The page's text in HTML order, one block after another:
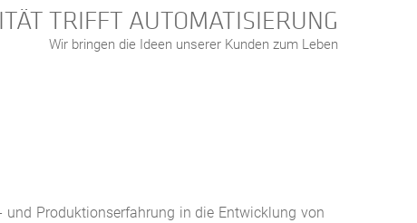
TRIFFT AUTOMATISIERUNG
Wir bringen die Ideen unserer Kunden zum Leben
Produktionserfahrung in die Entwicklung von